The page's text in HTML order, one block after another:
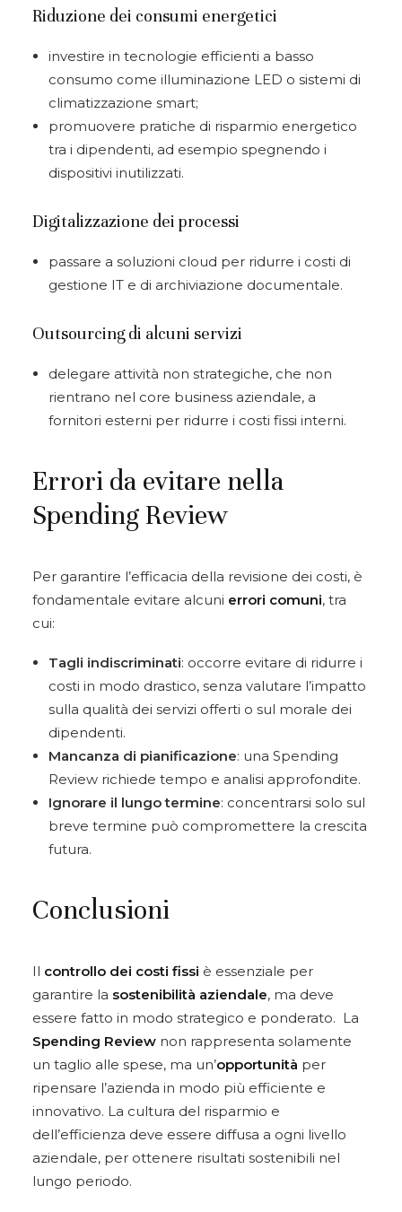
Riduzione dei consumi energetici
investire in tecnologie efficienti a basso
consumo come illuminazione LED o sistemi di
climatizzazione smart;
promuovere pratiche di risparmio energetico
tra i dipendenti, ad esempio spegnendo i
dispositivi inutilizzati.
Digitalizzazione dei processi
passare a soluzioni cloud per ridurre i costi di
gestione IT e di archiviazione documentale.
Outsourcing di alcuni servizi
delegare attività non strategiche, che non
rientrano nel core business aziendale, a
fornitori esterni per ridurre i costi fissi interni.
Errori da evitare nella
Spending Review
Per garantire l’efficacia della revisione dei costi, è
fondamentale evitare alcuni errori comuni, tra
cui:
Tagli indiscriminati: occorre evitare di ridurre i
costi in modo drastico, senza valutare l’impatto
sulla qualità dei servizi offerti o sul morale dei
dipendenti.
Mancanza di pianificazione: una Spending
Review richiede tempo e analisi approfondite.
Ignorare il lungo termine: concentrarsi solo sul
breve termine può compromettere la crescita
futura.
Conclusioni
Il controllo dei costi fissi è essenziale per
garantire la sostenibilità aziendale, ma deve
essere fatto in modo strategico e ponderato. La
Spending Review non rappresenta solamente
un taglio alle spese, ma un’opportunità per
ripensare l’azienda in modo più efficiente e
innovativo. La cultura del risparmio e
dell’efficienza deve essere diffusa a ogni livello
aziendale, per ottenere risultati sostenibili nel
lungo periodo.